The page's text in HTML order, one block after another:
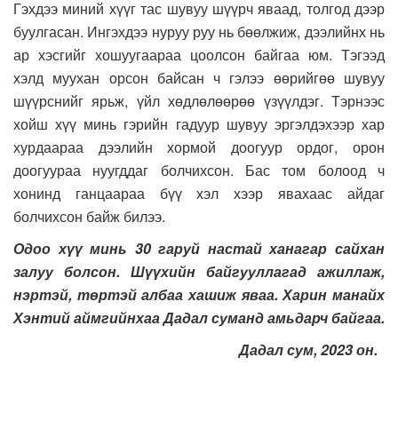
Гэхдээ миний хүүг тас шувуу шүүрч яваад, толгод дээр
буулгасан. Ингэхдээ нуруу руу нь бөөлжиж, дээлийнх нь
ар хэсгийг хошуугаараа цоолсон байгаа юм. Тэгээд
хэлд муухан орсон байсан ч гэлээ өөрийгөө шувуу
шүүрснийг ярьж, үйл хөдлөлөөрөө үзүүлдэг. Тэрнээс
хойш хүү минь гэрийн гадуур шувуу эргэлдэхээр хар
хурдаараа дээлийн хормой доогуур ордог, орон
доогуураа нуугддаг болчихсон. Бас том болоод ч
хонинд ганцаараа бүү хэл хээр явахаас айдаг
болчихсон байж билээ.
Одоо хүү минь 30 гаруй настай ханагар сайхан
залуу болсон. Шүүхийн байгууллагад ажиллаж,
нэртэй, төртэй албаа хашиж яваа. Харин манайх
Хэнтий аймгийнхаа Дадал суманд амьдарч байгаа.
Дадал сум, 2023 он.